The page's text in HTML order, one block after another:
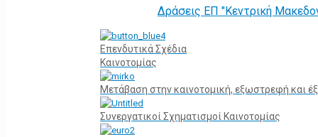
Δράσεις ΕΠ "Κεντρική
Επενδυτικά Σχέδια
Καινοτομίας
Μετάβαση στην καινοτομική, εξωστρεφή και
Συνεργατικοί Σχηματισμοί Καινοτομίας